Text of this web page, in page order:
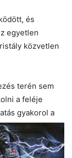
és
egyetlen
közvetlen
terén sem
a feléje
gyakorol a